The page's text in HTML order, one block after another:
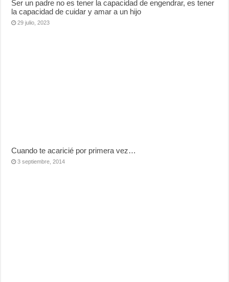
Ser un padre no es tener la capacidad de engendrar, es tener
la capacidad de cuidar y amar a un hijo
29 julio, 2023
Cuando te acaricié por primera vez…
3 septiembre, 2014